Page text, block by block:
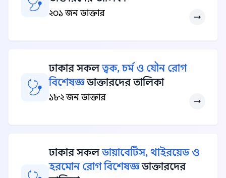
২০১ জন ডাক্তার
ঢাকার সকলত্বক, চর্ম ও যৌন রোগ
বিশেষজ্ঞডাক্তারদের তালিকা
১৮২ জন ডাক্তার
ঢাকার সকলডায়াবেটিস, থাইরয়েড ও
হরমোন রোগ বিশেষজ্ঞডাক্তারদের